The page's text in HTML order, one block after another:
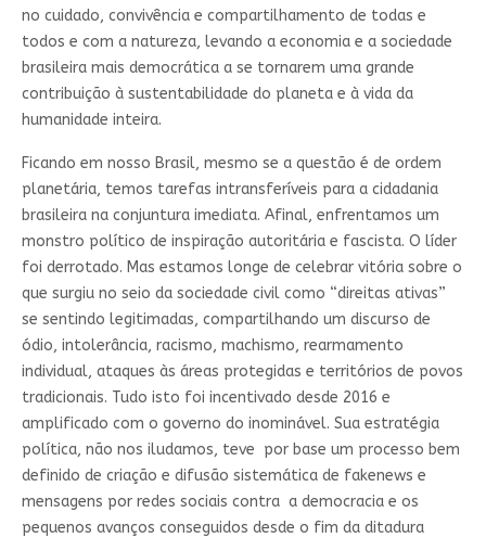
no cuidado, convivência e compartilhamento de todas e
todos e com a natureza, levando a economia e a sociedade
brasileira mais democrática a se tornarem uma grande
contribuição à sustentabilidade do planeta e à vida da
humanidade inteira.
Ficando em nosso Brasil, mesmo se a questão é de ordem
planetária, temos tarefas intransferíveis para a cidadania
brasileira na conjuntura imediata. Afinal, enfrentamos um
monstro político de inspiração autoritária e fascista. O líder
foi derrotado. Mas estamos longe de celebrar vitória sobre o
que surgiu no seio da sociedade civil como “direitas ativas”
se sentindo legitimadas, compartilhando um discurso de
ódio, intolerância, racismo, machismo, rearmamento
individual, ataques às áreas protegidas e territórios de povos
tradicionais. Tudo isto foi incentivado desde 2016 e
amplificado com o governo do inominável. Sua estratégia
política, não nos iludamos, teve por base um processo bem
definido de criação e difusão sistemática de fakenews e
mensagens por redes sociais contra a democracia e os
pequenos avanços conseguidos desde o fim da ditadura